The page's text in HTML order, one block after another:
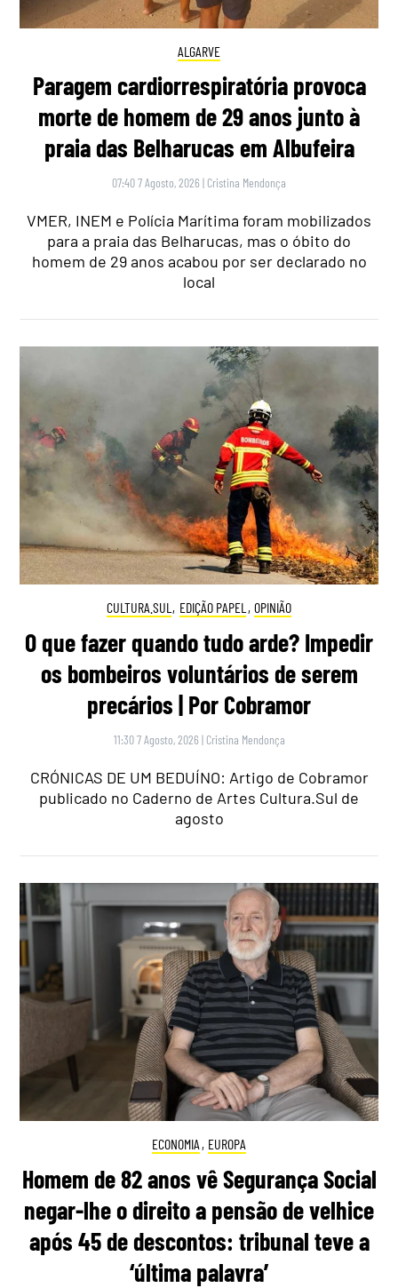
ALGARVE
Paragem cardiorrespiratória provoca
morte de homem de 29 anos junto à
praia das Belharucas em Albufeira
07:40 7 Agosto, 2026 | Cristina Mendonça
VMER, INEM e Polícia Marítima foram mobilizados
para a praia das Belharucas, mas o óbito do
homem de 29 anos acabou por ser declarado no
local
CULTURA.SUL , EDIÇÃO PAPEL , OPINIÃO
O que fazer quando tudo arde? Impedir
os bombeiros voluntários de serem
precários | Por Cobramor
11:30 7 Agosto, 2026 | Cristina Mendonça
CRÓNICAS DE UM BEDUÍNO: Artigo de Cobramor
publicado no Caderno de Artes Cultura.Sul de
agosto
ECONOMIA , EUROPA
Homem de 82 anos vê Segurança Social
negar-lhe o direito a pensão de velhice
após 45 de descontos: tribunal teve a
‘última palavra’